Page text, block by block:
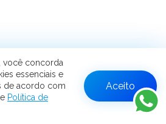
você concorda
essenciais e
de acordo com
e Política de
Aceito